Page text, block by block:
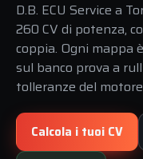
D.B. ECU Service a
260 CV di potenza,
coppia. Ogni mappa
sul banco prova a
tolleranze del
Calcola i tuoi CV